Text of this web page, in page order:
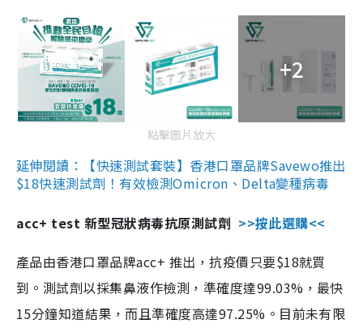
+2
點擊圖片放大
延伸閱讀：【快速測試套裝】香港口罩品牌Savewo推出
$18快速測試劑！有效檢測Omicron、Delta變種病毒
acc+ test 新型冠狀病毒抗原測試劑 >>按此選購<<
產品由香港口罩品牌acc+ 推出，抗疫價只要$18就買
到。測試劑以採集鼻液作檢測，準確度達99.03%，最快
15分鐘知道結果，而且準確度高達97.25%。目前未有限